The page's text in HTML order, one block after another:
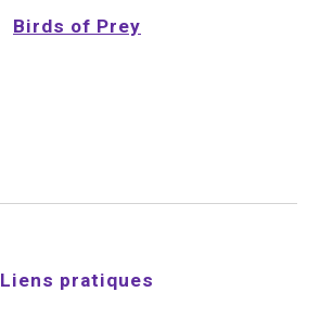
Birds of Prey
Liens pratiques